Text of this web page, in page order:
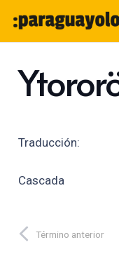
Traducción:
Cascada
Término anterior